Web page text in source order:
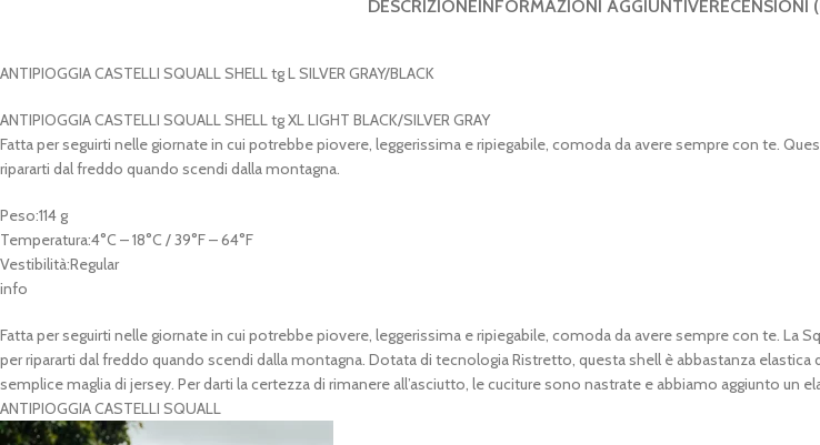
DESCRIZIONEINFORMAZIONI AGGIUNTIVERECENSIONI
ANTIPIOGGIA CASTELLI SQUALL SHELL tg L SILVER GRAY/BLACK
ANTIPIOGGIA CASTELLI SQUALL SHELL tg XL LIGHT BLACK/SILVER GRAY
Fatta per seguirti nelle giornate in cui potrebbe piovere, leggerissima e ripiegabile, comoda da avere sempre con te.
ripararti dal freddo quando scendi dalla montagna.
Peso:114 g
Temperatura:4°C – 18°C / 39°F – 64°F
Vestibilità:Regular
info
Fatta per seguirti nelle giornate in cui potrebbe piovere, leggerissima e ripiegabile, comoda da avere sempre con te. La
per ripararti dal freddo quando scendi dalla montagna. Dotata di tecnologia Ristretto, questa shell è abbastanza
semplice maglia di jersey. Per darti la certezza di rimanere all’asciutto, le cuciture sono nastrate e abbiamo aggiunto un
ANTIPIOGGIA CASTELLI SQUALL